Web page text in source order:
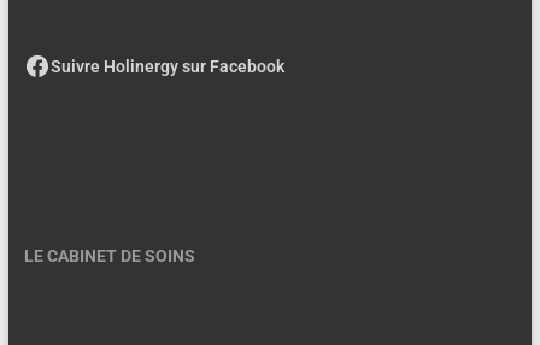
Suivre Holinergy sur Facebook
LE CABINET DE SOINS